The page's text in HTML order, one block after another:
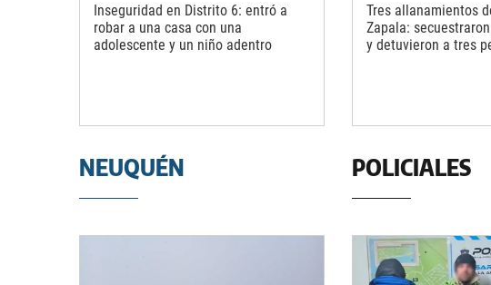
Inseguridad en Distrito 6: entró a
robar a una casa con una
adolescente y un niño adentro
Tres allanamientos
Zapala:
y detuvieron a tres
NEUQUÉN POLICIALES